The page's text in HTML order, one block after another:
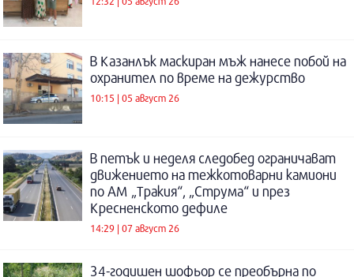
В Казанлък маскиран мъж нанесе побой на
охранител по време на дежурство
10:15 | 05 август 26
В петък и неделя следобед ограничават
движението на тежкотоварни камиони
по АМ „Тракия“, „Струма“ и през
Кресненското дефиле
14:29 | 07 август 26
34-годишен шофьор се преобърна по